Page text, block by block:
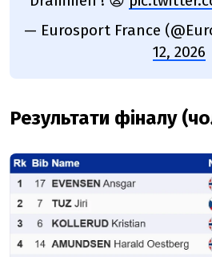
— Eurosport France
12, 2026
Результати фіналу